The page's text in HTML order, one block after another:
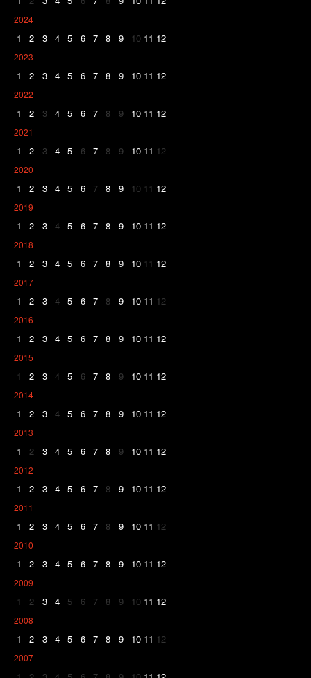
2024
1 2 3 4 5 6 7 8 9 10 11 12
2023
1 2 3 4 5 6 7 8 9 10 11 12
2022
1 2 3 4 5 6 7 8 9 10 11 12
2021
1 2 3 4 5 6 7 8 9 10 11 12
2020
1 2 3 4 5 6 7 8 9 10 11 12
2019
1 2 3 4 5 6 7 8 9 10 11 12
2018
1 2 3 4 5 6 7 8 9 10 11 12
2017
1 2 3 4 5 6 7 8 9 10 11 12
2016
1 2 3 4 5 6 7 8 9 10 11 12
2015
1 2 3 4 5 6 7 8 9 10 11 12
2014
1 2 3 4 5 6 7 8 9 10 11 12
2013
1 2 3 4 5 6 7 8 9 10 11 12
2012
1 2 3 4 5 6 7 8 9 10 11 12
2011
1 2 3 4 5 6 7 8 9 10 11 12
2010
1 2 3 4 5 6 7 8 9 10 11 12
2009
1 2 3 4 5 6 7 8 9 10 11 12
2008
1 2 3 4 5 6 7 8 9 10 11 12
2007